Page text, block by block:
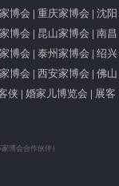
博会 | 重庆家博会 | 沈阳
博会 | 昆山家博会 | 南昌
博会 | 泰州家博会 | 绍兴
博会 | 西安家博会 | 佛山
侠 | 婚家儿博览会 | 展客
博会合作伙伴）